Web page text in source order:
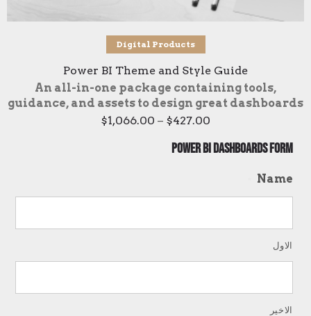
تحديد أحد الخيارات
Digital Products
Power BI Theme and Style Guide
An all-in-one package containing tools,
guidance, and assets to design great dashboards
$427.00
–
$1,066.00
Power BI Dashboards Form
Name
الاول
الاخير